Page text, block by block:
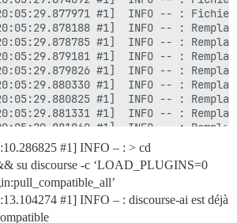
#1] INFO – : > cd
su discourse -c ‘LOAD_PLUGINS=0
#1] INFO – : discourse-ai est déjà